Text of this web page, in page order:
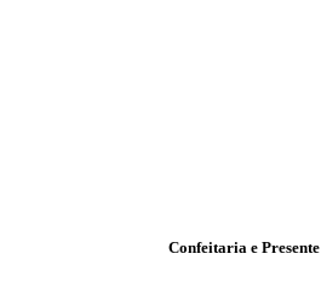
Confeitaria e Presente